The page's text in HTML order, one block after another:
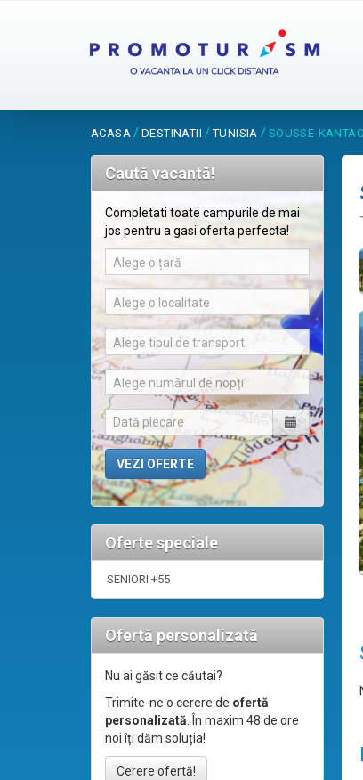
ACASA / DESTINATII /TUNISIA / SOUSSE-
Caută vacantă!
Completati toate campurile de mai
jos pentru a gasi oferta perfecta!
Alege o țară
Alege o localitate
Alege tipul de transport
Alege numărul de nopți
Oferte speciale
SENIORI +55
Ofertă personalizată
Nu ai găsit ce căutai?
Trimite-ne o cerere de ofertă
personalizată. În maxim 48 de ore
noi îți dăm soluția!
Cerere ofertă!